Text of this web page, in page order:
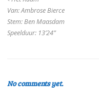
Van: Ambrose Bierce
Stem: Ben Maasdam
Speelduur: 13’24”
No comments yet.